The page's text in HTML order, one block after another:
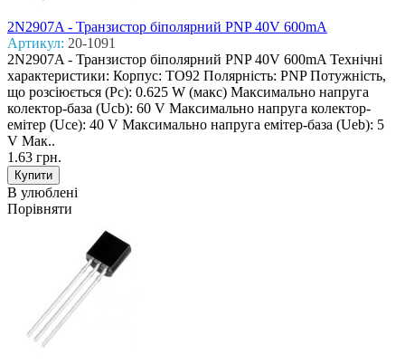
2N2907A - Транзистор біполярний PNP 40V 600mA
Артикул: 20-1091
2N2907A - Транзистор біполярний PNP 40V 600mA Технічні
характеристики: Корпус: TO92 Полярність: PNP Потужність,
що розсіюється (Pc): 0.625 W (макс) Макcимально напруга
колектор-база (Ucb): 60 V Макcимально напруга колектор-
емітер (Uce): 40 V Макcимально напруга емітер-база (Ueb): 5
V Мак..
1.63 грн.
В улюблені
Порівняти